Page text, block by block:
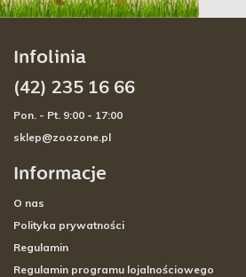
Informacje
O nas
Polityka prywatności
Regulamin
Regulamin programu lojalnościowego
Infolinia
(42) 235 16 66
Pon. - Pt. 9:00 - 17:00
sklep@zoozone.pl